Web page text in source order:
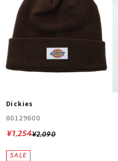
Dickies
80129600
¥2,090
¥1,254